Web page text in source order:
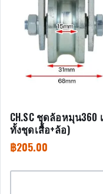
CH.SC ชุดล้อหมุน
ทั้งชุดเสื้อ+ล้อ)
฿205.00